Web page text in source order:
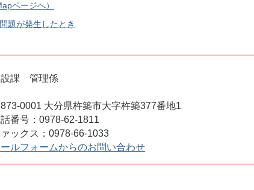
ページへ）
題が発生したとき
課 管理係
0001 大分県杵築市大字杵築377番地1
番号：0978-62-1811
ックス：0978-66-1033
ールフォームからのお問い合わせ